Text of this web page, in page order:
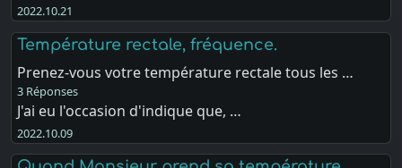
2022.10.21
Température rectale, fréquence.
Prenez-vous votre température rectale tous les …
3 Réponses
J'ai eu l'occasion d'indique que, …
2022.10.09